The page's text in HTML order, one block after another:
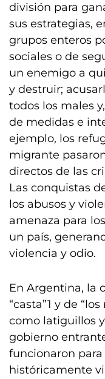
división para
sus estrategias,
grupos enteros
sociales o de
un enemigo a
y destruir;
todos los males
de medidas e
ejemplo, los
migrante
directos de las
Las conquistas
los abusos y
amenaza para
un país,
violencia y odio.
En Argentina, la
“casta”1 y de
como latiguillos
gobierno
funcionaron
históricamente